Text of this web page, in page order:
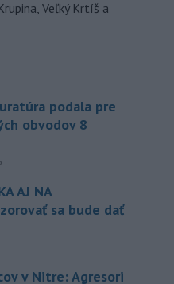
Veľký Krtíš a
podala pre
obvodov 8
AJ NA
sa bude dať
v Nitre: Agresori